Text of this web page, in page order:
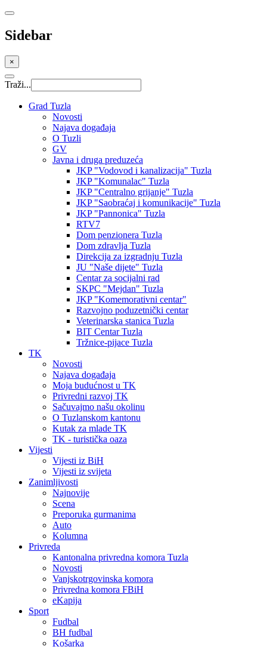
Sidebar
×
Traži...
Grad Tuzla
Novosti
Najava događaja
O Tuzli
GV
Javna i druga preduzeća
JKP "Vodovod i kanalizacija" Tuzla
JKP "Komunalac" Tuzla
JKP "Centralno grijanje" Tuzla
JKP "Saobraćaj i komunikacije" Tuzla
JKP "Pannonica" Tuzla
RTV7
Dom penzionera Tuzla
Dom zdravlja Tuzla
Direkcija za izgradnju Tuzla
JU "Naše dijete" Tuzla
Centar za socijalni rad
SKPC "Mejdan" Tuzla
JKP "Komemorativni centar"
Razvojno poduzetnički centar
Veterinarska stanica Tuzla
BIT Centar Tuzla
Tržnice-pijace Tuzla
TK
Novosti
Najava događaja
Moja budućnost u TK
Privredni razvoj TK
Sačuvajmo našu okolinu
O Tuzlanskom kantonu
Kutak za mlade TK
TK - turistička oaza
Vijesti
Vijesti iz BiH
Vijesti iz svijeta
Zanimljivosti
Najnovije
Scena
Preporuka gurmanima
Auto
Kolumna
Privreda
Kantonalna privredna komora Tuzla
Novosti
Vanjskotrgovinska komora
Privredna komora FBiH
eKapija
Sport
Fudbal
BH fudbal
Košarka